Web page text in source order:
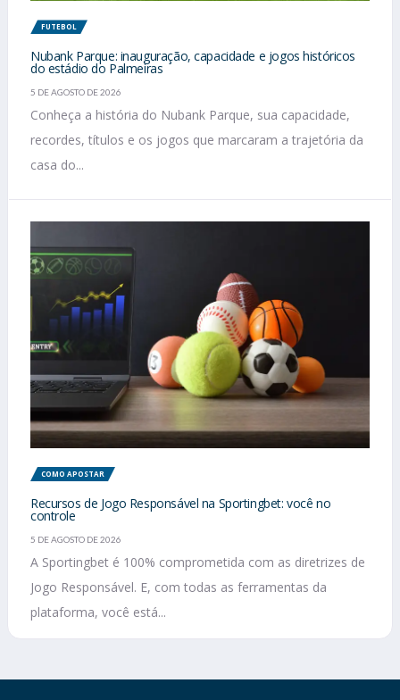
FUTEBOL
Nubank Parque: inauguração, capacidade e jogos históricos
do estádio do Palmeiras
5 DE AGOSTO DE 2026
Conheça a história do Nubank Parque, sua capacidade,
recordes, títulos e os jogos que marcaram a trajetória da
casa do...
COMO APOSTAR
Recursos de Jogo Responsável na Sportingbet: você no
controle
5 DE AGOSTO DE 2026
A Sportingbet é 100% comprometida com as diretrizes de
Jogo Responsável. E, com todas as ferramentas da
plataforma, você está...